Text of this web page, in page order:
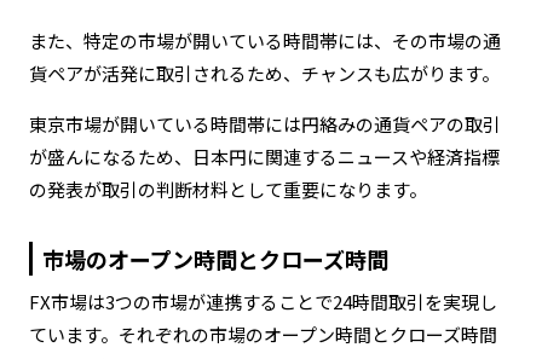
また、特定の市場が開いている時間帯には、その市場の通
貨ペアが活発に取引されるため、チャンスも広がります。
東京市場が開いている時間帯には円絡みの通貨ペアの取引
が盛んになるため、日本円に関連するニュースや経済指標
の発表が取引の判断材料として重要になります。
市場のオープン時間とクローズ時間
FX市場は3つの市場が連携することで24時間取引を実現し
ています。それぞれの市場のオープン時間とクローズ時間